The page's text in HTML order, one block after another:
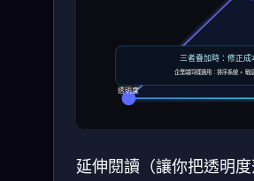
透明度
三者疊加時：修正
企業端同樣適用：排序系統 + 敏
延伸閱讀（讓你把透明